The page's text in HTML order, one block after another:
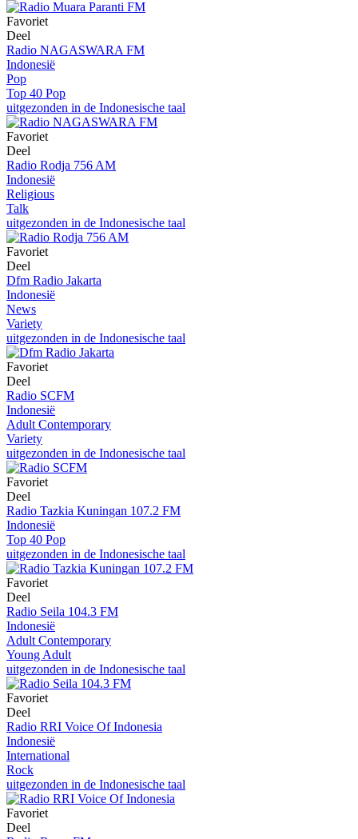
Favoriet
Deel
Radio NAGASWARA FM
Indonesië
Pop
Top 40 Pop
uitgezonden in de Indonesische taal
Favoriet
Deel
Radio Rodja 756 AM
Indonesië
Religious
Talk
uitgezonden in de Indonesische taal
Favoriet
Deel
Dfm Radio Jakarta
Indonesië
News
Variety
uitgezonden in de Indonesische taal
Favoriet
Deel
Radio SCFM
Indonesië
Adult Contemporary
Variety
uitgezonden in de Indonesische taal
Favoriet
Deel
Radio Tazkia Kuningan 107.2 FM
Indonesië
Top 40 Pop
uitgezonden in de Indonesische taal
Favoriet
Deel
Radio Seila 104.3 FM
Indonesië
Adult Contemporary
Young Adult
uitgezonden in de Indonesische taal
Favoriet
Deel
Radio RRI Voice Of Indonesia
Indonesië
International
Rock
uitgezonden in de Indonesische taal
Favoriet
Deel